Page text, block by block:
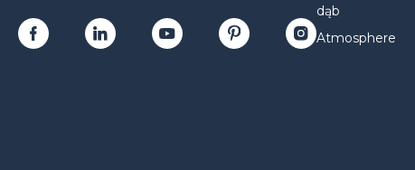
dąb
Atmosphere